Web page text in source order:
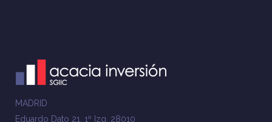
MADRID
Eduardo Dato 21, 1º Izq. 28010